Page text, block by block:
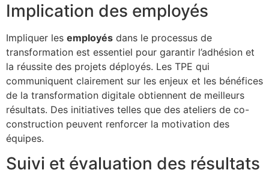
Implication des employés
Impliquer les employés dans le processus de
transformation est essentiel pour garantir l’adhésion et
la réussite des projets déployés. Les TPE qui
communiquent clairement sur les enjeux et les bénéfices
de la transformation digitale obtiennent de meilleurs
résultats. Des initiatives telles que des ateliers de co-
construction peuvent renforcer la motivation des
équipes.
Suivi et évaluation des résultats